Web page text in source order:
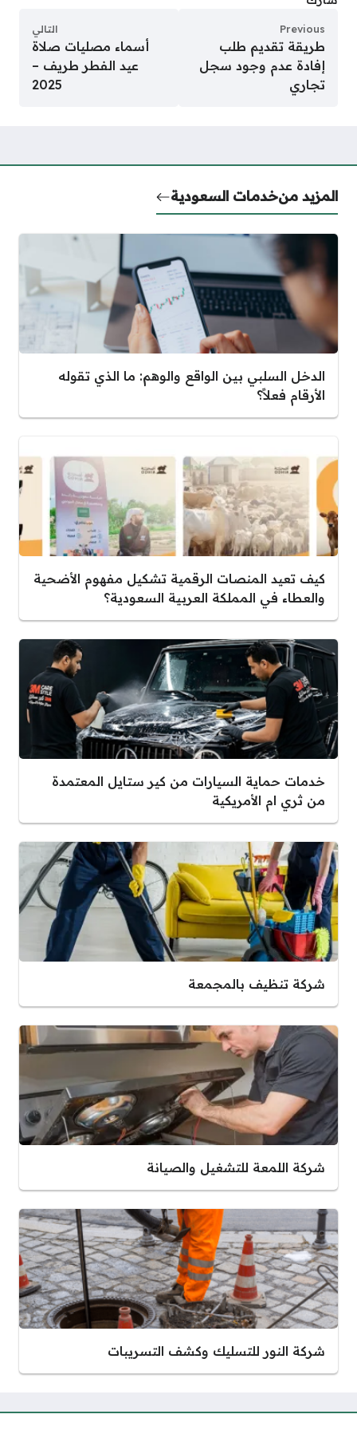
Previous
طريقة تقديم طلب
إفادة عدم وجود سجل
تجاري
التالي
أسماء مصليات صلاة
عيد الفطر طريف –
2025
المزيد منخدمات السعودية
الدخل السلبي بين الواقع والوهم: ما الذي تقوله
الأرقام فعلاً؟
كيف تعيد المنصات الرقمية تشكيل مفهوم الأضحية
والعطاء في المملكة العربية السعودية؟
خدمات حماية السيارات من كير ستايل المعتمدة
من ثري ام الأمريكية
شركة تنظيف بالمجمعة
شركة اللمعة للتشغيل والصيانة
شركة النور للتسليك وكشف التسريبات